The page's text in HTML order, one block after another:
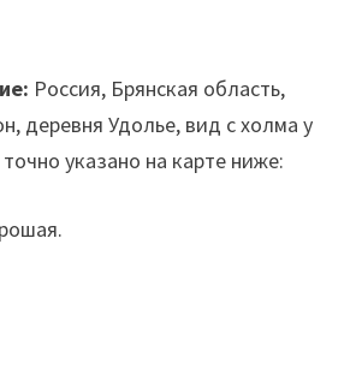
Россия, Брянская область,
деревня Удолье, вид с холма у
указано на карте ниже: